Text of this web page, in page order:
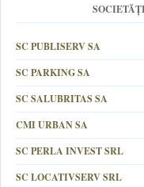
SC PUBLISERV SA
SC PARKING SA
SC SALUBRITAS SA
CMI URBAN SA
SC PERLA INVEST SRL
SC LOCATIVSERV SRL